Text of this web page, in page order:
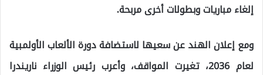
إلغاء مباريات وبطولات أخرى مربحة.
ومع إعلان الهند عن سعيها لاستضافة دورة الألعاب الأولمبية
لعام 2036، تغيرت المواقف، وأعرب رئيس الوزراء ناريندرا